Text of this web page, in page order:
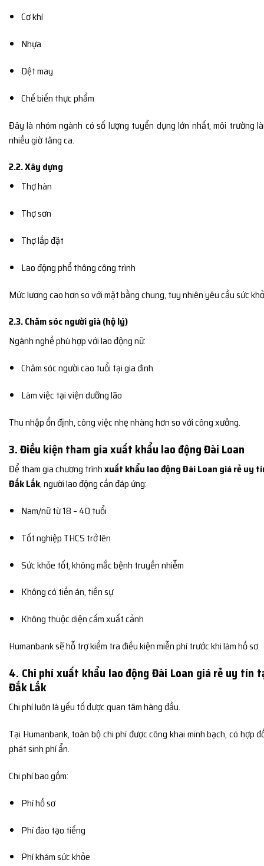
Cơ khí
Nhựa
Dệt may
Chế biến thực phẩm
Đây là nhóm ngành có số lượng tuyển dụng lớn nhất, môi trường
nhiều giờ tăng ca.
2.2. Xây dựng
Thợ hàn
Thợ sơn
Thợ lắp đặt
Lao động phổ thông công trình
Mức lương cao hơn so với mặt bằng chung, tuy nhiên yêu cầu sức
2.3. Chăm sóc người già (hộ lý)
Ngành nghề phù hợp với lao động nữ:
Chăm sóc người cao tuổi tại gia đình
Làm việc tại viện dưỡng lão
Thu nhập ổn định, công việc nhẹ nhàng hơn so với công xưởng.
3. Điều kiện tham gia xuất khẩu lao động Đài Loan
Để tham gia chương trìnhxuất khẩu lao động Đài Loan giá rẻ uy
Đắk Lắk, người lao động cần đáp ứng:
Nam/nữ từ 18 – 40 tuổi
Tốt nghiệp THCS trở lên
Sức khỏe tốt, không mắc bệnh truyền nhiễm
Không có tiền án, tiền sự
Không thuộc diện cấm xuất cảnh
Humanbank sẽ hỗ trợ kiểm tra điều kiện miễn phí trước khi làm hồ sơ.
4. Chi phí xuất khẩu lao động Đài Loan giá rẻ uy tín
Đắk Lắk
Chi phí luôn là yếu tố được quan tâm hàng đầu.
Tại Humanbank, toàn bộ chi phí được công khai minh bạch, có hợp
phát sinh phí ẩn.
Chi phí bao gồm:
Phí hồ sơ
Phí đào tạo tiếng
Phí khám sức khỏe